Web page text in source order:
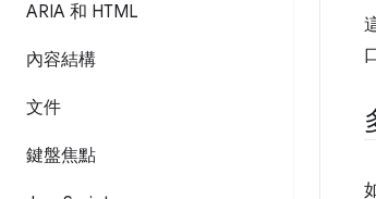
ARIA 和 HTML
內容結構
文件
鍵盤焦點